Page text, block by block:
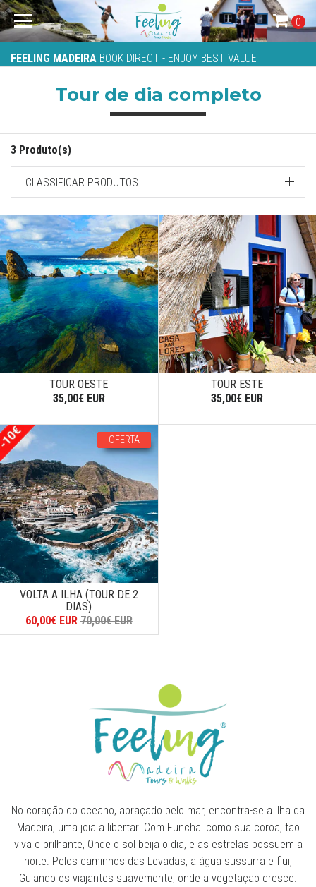
FEELING MADEIRA BOOK DIRECT - ENJOY BEST VALUE
0
Tour de dia completo
3 Produto(s)
CLASSIFICAR PRODUTOS
TOUR OESTE
35,00€ EUR
TOUR ESTE
35,00€ EUR
OFERTA
VOLTA A ILHA (TOUR DE 2
DIAS)
60,00€ EUR 70,00€ EUR
No coração do oceano, abraçado pelo mar, encontra-se a Ilha da
Madeira, uma joia a libertar. Com Funchal como sua coroa, tão
viva e brilhante, Onde o sol beija o dia, e as estrelas possuem a
noite. Pelos caminhos das Levadas, a água sussurra e flui,
Guiando os viajantes suavemente, onde a vegetação cresce.